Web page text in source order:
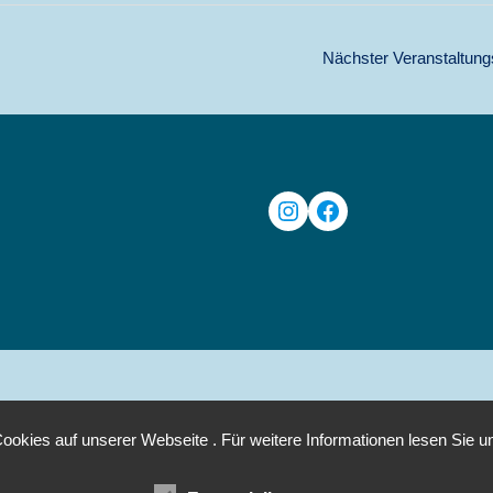
Nächster
Instagram
Facebook
auf unserer Webseite . Für weitere Informationen lesen Sie